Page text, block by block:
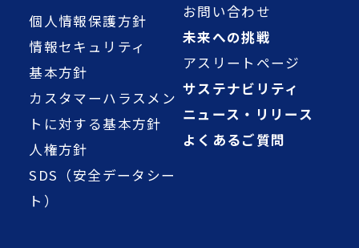
個人情報保護方針
情報セキュリティ
基本方針
カスタマーハラスメン
トに対する基本方針
人権方針
SDS（安全データシー
ト）
お問い合わせ
未来への挑戦
アスリートページ
サステナビリティ
ニュース・リリース
よくあるご質問